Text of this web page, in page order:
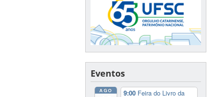
Eventos
AGO 9:00 Feira do Livro da